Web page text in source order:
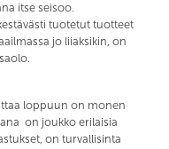
itse seisoo.
tuotetut tuotteet
jo liiaksikin, on
loppuun on monen
on joukko erilaisia
on turvallisinta